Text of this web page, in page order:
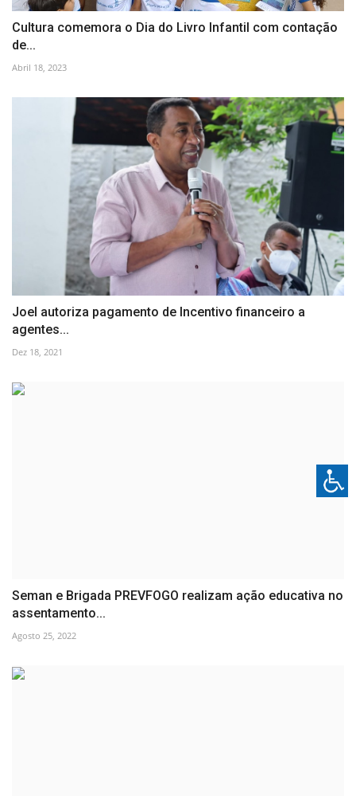
Cultura comemora o Dia do Livro Infantil com contação
de...
Abril 18, 2023
Joel autoriza pagamento de Incentivo financeiro a
agentes...
Dez 18, 2021
Seman e Brigada PREVFOGO realizam ação educativa no
assentamento...
Agosto 25, 2022